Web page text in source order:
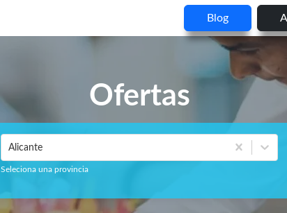
Blog
Ofertas
Alicante
Seleciona una provincia